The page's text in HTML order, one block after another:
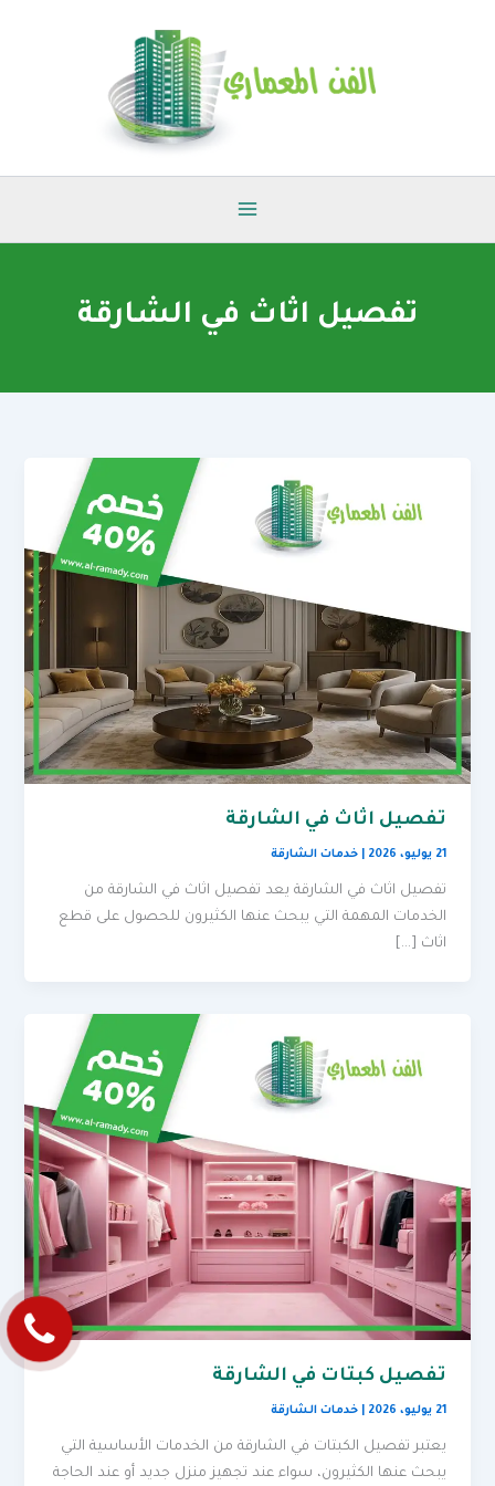
تفصيل اثاث في الشارقة
تفصيل اثاث في الشارقة
21 يوليو، 2026 |خدمات الشارقة
تفصيل اثاث في الشارقة يعد تفصيل اثاث في الشارقة من
الخدمات المهمة التي يبحث عنها الكثيرون للحصول على قطع
اثاث […]
تفصيل كبتات في الشارقة
21 يوليو، 2026 |خدمات الشارقة
يعتبر تفصيل الكبتات في الشارقة من الخدمات الأساسية التي
يبحث عنها الكثيرون، سواء عند تجهيز منزل جديد أو عند الحاجة